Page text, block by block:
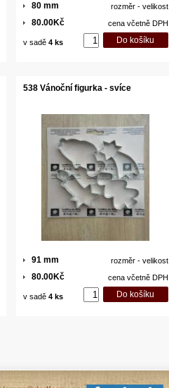
rozměr - velikost
80 mm
cena včetně DPH
80.00Kč
v sadě 4 ks
538 Vánoční figurka - svíce
rozměr - velikost
91 mm
cena včetně DPH
80.00Kč
v sadě 4 ks